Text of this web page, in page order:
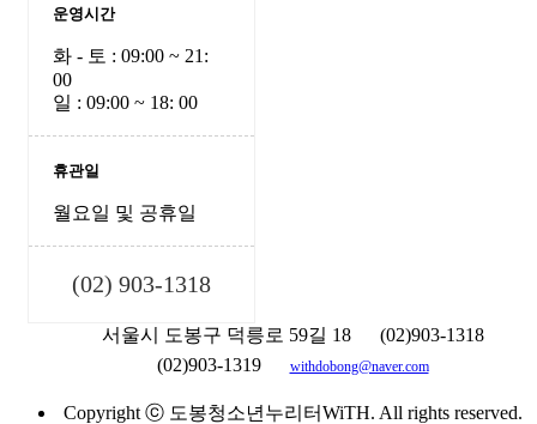
운영시간
화 - 토 : 09:00 ~ 21:
00
일 : 09:00 ~ 18: 00
휴관일
월요일 및 공휴일
(02) 903-1318
서울시 도봉구 덕릉로 59길 18
(02)903-1318
(02)903-1319
withdobong@naver.com
Copyright ⓒ 도봉청소년누리터WiTH. All rights reserved.